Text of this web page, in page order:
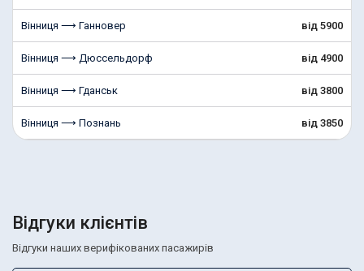
Вінниця ⟶ Ганновер від 5900
Вінниця ⟶ Дюссельдорф від 4900
Вінниця ⟶ Гданськ від 3800
Вінниця ⟶ Познань від 3850
Відгуки клієнтів
Відгуки наших верифікованих пасажирів